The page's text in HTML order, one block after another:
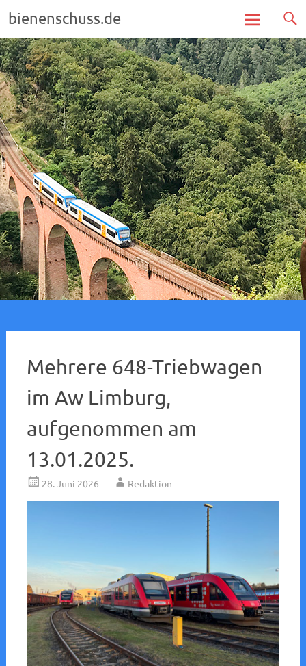
bienenschuss.de
Zum
Inhalt
springen
Mehrere 648-Triebwagen
im Aw Limburg,
aufgenommen am
13.01.2025.
28. Juni 2026 Redaktion